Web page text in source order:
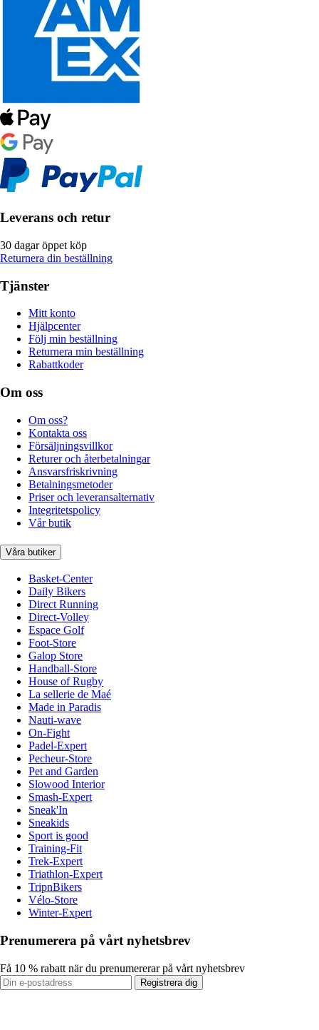
Leverans och retur
30 dagar öppet köp
Returnera din beställning
Tjänster
Mitt konto
Hjälpcenter
Följ min beställning
Returnera min beställning
Rabattkoder
Om oss
Om oss?
Kontakta oss
Försäljningsvillkor
Returer och återbetalningar
Ansvarsfriskrivning
Betalningsmetoder
Priser och leveransalternativ
Integritetspolicy
Vår butik
Våra butiker
Basket-Center
Daily Bikers
Direct Running
Direct-Volley
Espace Golf
Foot-Store
Galop Store
Handball-Store
House of Rugby
La sellerie de Maé
Made in Paradis
Nauti-wave
On-Fight
Padel-Expert
Pecheur-Store
Pet and Garden
Slowood Interior
Smash-Expert
Sneak'In
Sneakids
Sport is good
Training-Fit
Trek-Expert
Triathlon-Expert
TripnBikers
Vélo-Store
Winter-Expert
Prenumerera på vårt nyhetsbrev
Få 10 % rabatt när du prenumererar på vårt nyhetsbrev
Registrera dig